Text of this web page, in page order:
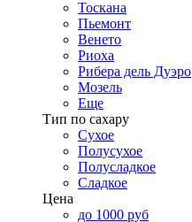
Тоскана
Пьемонт
Венето
Риоха
Рибера дель Дуэро
Мозель
Еще
Тип по сахару
Сухое
Полусухое
Полусладкое
Сладкое
Цена
до 1000 руб